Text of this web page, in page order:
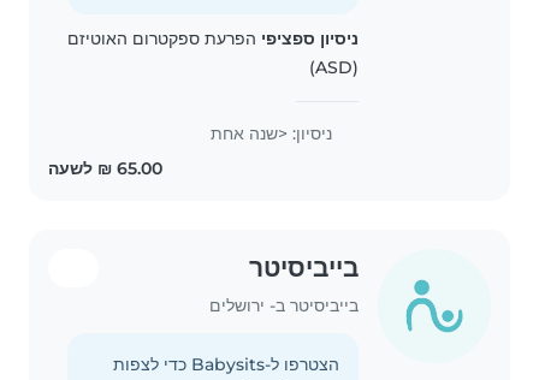
ניסיון ספציפי הפרעת ספקטרום האוטיזם
(ASD)
ניסיון: <שנה אחת
בייביסיטר
בייביסיטר ב- ירושלים
הצטרפו ל-Babysits כדי לצפות